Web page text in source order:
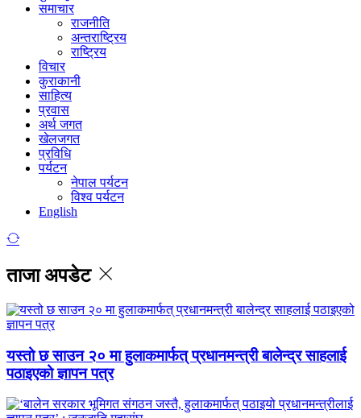
समाचार
राजनीति
अन्तराष्ट्रिय
राष्ट्रिय
विचार
कुराकानी
साहित्य
प्रवास
अर्थ जगत
खेलजगत
प्रविधि
पर्यटन
नेपाल पर्यटन
विश्व पर्यटन
English
ताजा अपडेट
यस्तो छ साउन २० मा हुलाकमार्फत् प्रधानमन्त्री बालेन्द्र साहलाई
पठाइएको ज्ञापन पत्र